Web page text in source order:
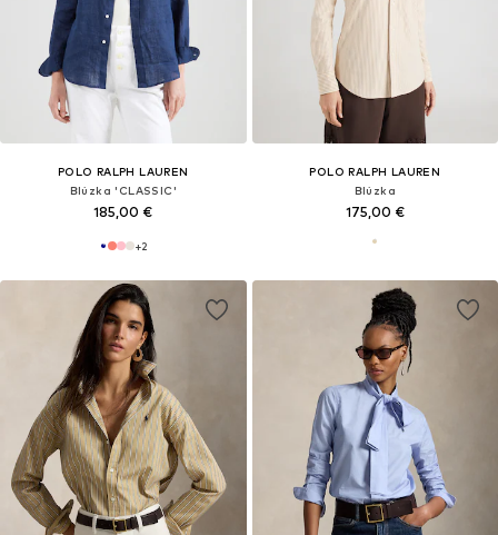
POLO RALPH LAUREN
Blúzka 'CLASSIC'
185,00 €
+2
POLO RALPH LAUREN
Blúzka
175,00 €